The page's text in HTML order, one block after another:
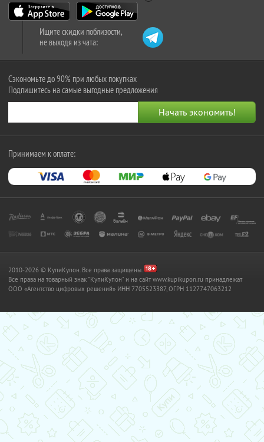
Ищите скидки поблизости,
не выходя из чата:
Сэкономьте до 90% при любых покупках
Подпишитесь на самые выгодные предложения
Принимаем к оплате:
2010-2026 © КупиКупон. Все права защищены.
Все права на товарный знак "КупиКупон" и на сайт www.kupikupon.ru принадлежат
OOO «Агентство цифровых решений» ИНН 7705523387, ОГРН 1127747063212